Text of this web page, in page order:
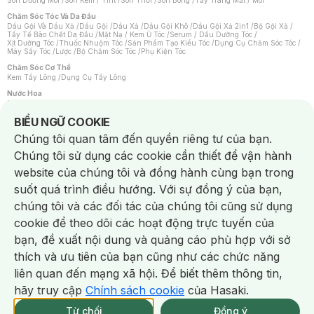
NowFree 2H Giao Nhanh Miễn Phí 2H Xem chi tiết
Mua online
Chăm Sóc Tóc Và Da Đầu
Dầu Gội Và Dầu Xả /Dầu Gội /Dầu Xả /Dầu Gội Khô /Dầu Gội Xả 2in1 /Bộ Gội Xả /
Tẩy Tế Bào Chết Da Đầu /Mặt Nạ / Kem Ủ Tóc /Serum / Dầu Dưỡng Tóc /
Xịt Dưỡng Tóc /Thuốc Nhuộm Tóc /Sản Phẩm Tạo Kiểu Tóc /Dụng Cụ Chăm Sóc Tóc /
Máy Sấy Tóc /Lược /Bộ Chăm Sóc Tóc /Phụ Kiện Tóc
Chăm Sóc Cơ Thể
Kem Tẩy Lông /Dụng Cụ Tẩy Lông
Nước Hoa
Nước Hoa Nữ
Chăm Sóc Cá Nhân
Chống Muỗi /Khẩu Trang /Máy Massage/Mặt Nạ Xông Hơi /Nước Rửa Tay/
Sản Phẩm Chăm Sóc Khác /Bàn Chải Đánh Răng /Bàn Chải Điện/
Hỗ Trợ Trắng Răng/Kem Đánh Răng /Máy Tăm Nước/ Nước Súc Miệng/
Tăm / Chỉ Nha Khoa/ Xịt Thơm Miệng / Dung Dịch Vệ Sinh/Dưỡng Vùng Kín/
Khăn Ướt Vệ Sinh Vùng Kín/Băng Vệ Sinh/Tampon/Bọt Cạo Râu /Dao Cạo Râu/
Máy Cạo Râu
Vấn Đề Về Da
Da Dầu / Lỗ Chân Lông To/ Da Khô / Mất Nước/ Da Lão Hóa/ Da Mụn/
Da Nhạy Cảm / Kích Ứng
Da Xỉn Màu Thâm / Nám / Tàn Nhang
Quầng Thâm & Bọng Mắt /Sẹo /Viêm Da Cơ Địa
Dụng Cụ / Phụ Kiện Chăm Sóc Da
Bông Tẩy Trang
Khăn Lau Mặt Khô Dụng Cụ / Máy Rửa Mặt Máy Chăm Sóc Da
Dụng Cụ Chăm Sóc Khác
BIỂU NGỮ COOKIE
Notice about cookies usage
Chúng tôi quan tâm đến quyền riêng tư của bạn.
Chúng tôi sử dụng các cookie cần thiết để vận hành
website của chúng tôi và đồng hành cùng bạn trong
suốt quá trình điều hướng. Với sự đồng ý của bạn,
chúng tôi và các đối tác của chúng tôi cũng sử dụng
cookie để theo dõi các hoạt động trực tuyến của
bạn, đề xuất nội dung và quảng cáo phù hợp với sở
thích và ưu tiên của bạn cũng như các chức năng
liên quan đến mạng xã hội. Để biết thêm thông tin,
hãy truy cập Chính sách cookie của Hasaki.
Từ chối Đồng ý